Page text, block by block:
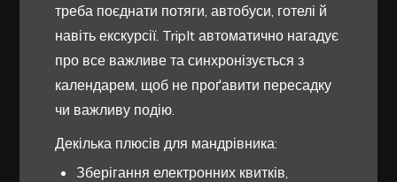
треба поєднати потяги, автобуси, готелі й
навіть екскурсії. TripIt автоматично нагадує
про все важливе та синхронізується з
календарем, щоб не проґавити пересадку
чи важливу подію.
Декілька плюсів для мандрівника:
Зберігання електронних квитків,